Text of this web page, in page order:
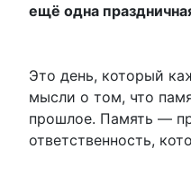
ещё одна
Это день, который
мысли о том, что
прошлое. Память —
ответственность,